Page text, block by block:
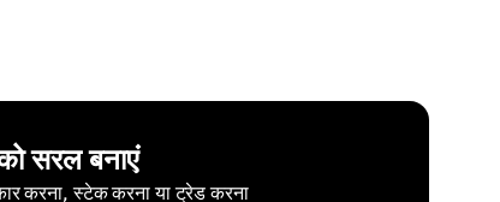
सरल बनाएं
करना, स्टेक करना या ट्रेड करना